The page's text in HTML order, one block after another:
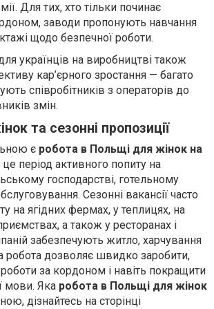
Для тих, хто тільки починає
заводи пропонують навчання
щодо безпечної роботи.
українців на виробництві також
кар’єрного зростання — багато
співробітників з операторів до
змін.
та сезонні пропозиції
є робота в Польщі для жінок на
період активного попиту на
господарстві, готельному
Сезонні вакансії часто
на ягідних фермах, у теплицях, на
а також у ресторанах і
забезпечують житло, харчування
робота дозволяє швидко заробити,
за кордоном і навіть покращити
мови. Яка робота в Польщі для жінок
дізнайтесь на сторінці